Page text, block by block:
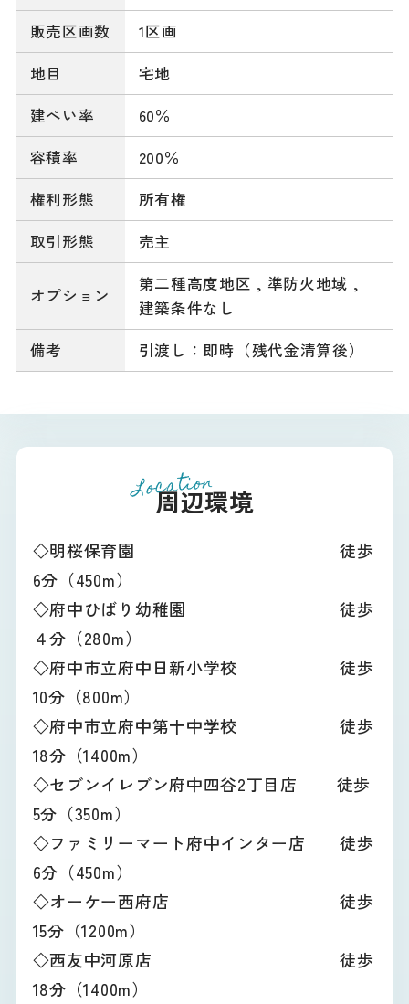
販売区画数
1区画
地目
宅地
建ぺい率
60％
容積率
200％
権利形態
所有権
取引形態
売主
オプション
第二種高度地区 , 準防火地域 ,
建築条件なし
備考
引渡し：即時（残代金清算後）
Location
周辺環境
◇明桜保育園 徒歩
6分（450m）
◇府中ひばり幼稚園 徒歩
４分（280m）
◇府中市立府中日新小学校 徒歩
10分（800m）
◇府中市立府中第十中学校 徒歩
18分（1400m）
◇セブンイレブン府中四谷2丁目店 徒歩
5分（350m）
◇ファミリーマート府中インター店 徒歩
6分（450m）
◇オーケー西府店 徒歩
15分（1200m）
◇西友中河原店 徒歩
18分（1400m）